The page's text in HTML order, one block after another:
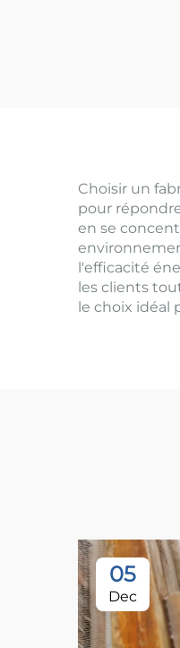
Choisir un
pour
en se
l'efficacité
les clients
le choix idéal
05
Dec